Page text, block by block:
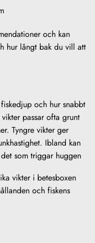
och kan
hur långt bak du vill att
och hur snabbt
passar ofta grunt
Tyngre vikter ger
Ibland kan
som triggar huggen
vikter i betesboxen
och fiskens